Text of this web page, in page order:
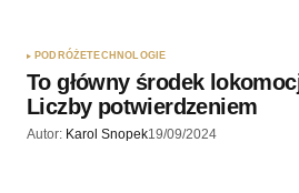
PODRÓŻETECHNOLOGIE
To główny środek
Liczby potwierdzeniem
Autor: Karol Snopek19/09/2024